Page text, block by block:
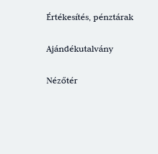
Értékesítés, pénztárak
Ajándékutalvány
Nézőtér